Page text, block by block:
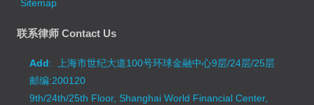
Sitemap
联系律师 Contact Us
Add: 上海市世纪大道100号环球金融中心9层/24层/25层
邮编:200120
9th/24th/25th Floor, Shanghai World Financial Center,